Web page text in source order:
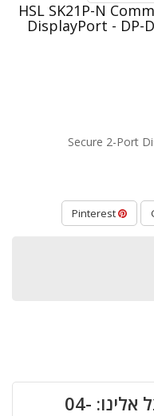
HSL SK21P-N
DisplayPort - DP-
Secure 2-Port
לקבלת מחיר מבצע, צלצל אלינו: 04-